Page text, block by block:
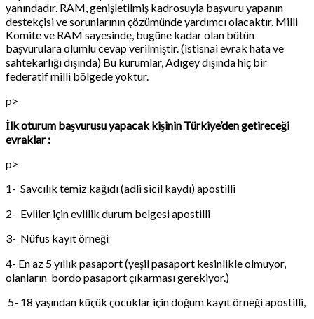
yanındadır. RAM, genişletilmiş kadrosuyla başvuru yapanın
destekçisi ve sorunlarının çözümünde yardımcı olacaktır. Milli
Komite ve RAM sayesinde, bugüne kadar olan bütün
başvurulara olumlu cevap verilmiştir. (istisnai evrak hata ve
sahtekarlığı dışında) Bu kurumlar, Adıgey dışında hiç bir
federatif milli bölgede yoktur.
p>
İlk oturum başvurusu yapacak kişinin Türkiye’den getireceği
evraklar :
p>
1- Savcılık temiz kağıdı (adli sicil kaydı) apostilli
2- Evliler için evlilik durum belgesi apostilli
3- Nüfus kayıt örneği
4- En az 5 yıllık pasaport (yeşil pasaport kesinlikle olmuyor,
olanların bordo pasaport çıkarması gerekiyor.)
5- 18 yaşından küçük çocuklar için doğum kayıt örneği apostilli,